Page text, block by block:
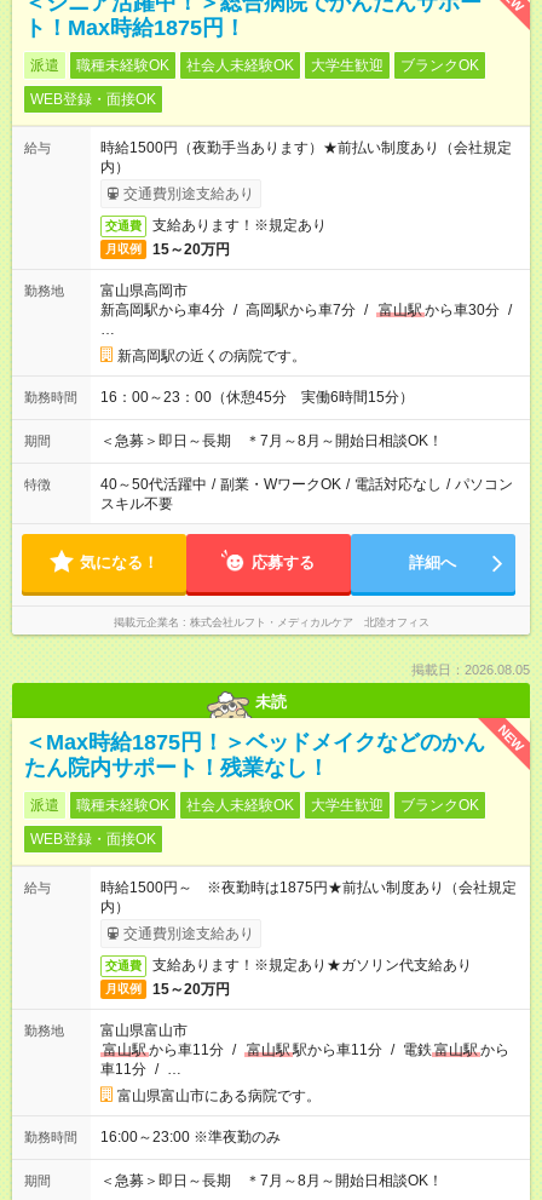
ト！Max時給1875円！
派遣 職種未経験OK 社会人未経験OK 大学生歓迎
ブランクOK
WEB登録・面接OK
給与
時給1500円（夜勤手当あります）★前払い制度あり（会社規定
内）
交通費別途支給あり
交通費 支給あります！※規定あり
月収例 15～20万円
勤務地
富山県高岡市
新高岡駅から車4分 / 高岡駅から車7分 / 富山駅から車30分 /
…
新高岡駅の近くの病院です。
勤務時間 16：00～23：00（休憩45分 実働6時間15分）
期間 ＜急募＞即日～長期 ＊7月～8月～開始日相談OK！
特徴 40～50代活躍中 / 副業・WワークOK / 電話対応なし / パソコン
スキル不要
気になる！ 応募する 詳細へ
掲載元企業名 株式会社ルフト・メディカルケア 北陸オフィス
掲載日：2026.08.05
未読
NEW
＜Max時給1875円！＞ベッドメイクなどのかん
たん院内サポート！残業なし！
派遣 職種未経験OK 社会人未経験OK 大学生歓迎
ブランクOK
WEB登録・面接OK
給与
時給1500円～ ※夜勤時は1875円★前払い制度あり（会社規定
内）
交通費別途支給あり
交通費 支給あります！※規定あり★ガソリン代支給あり
月収例 15～20万円
勤務地
富山県富山市
富山駅から車11分 / 富山駅駅から車11分 / 電鉄 富山駅から
車11分 / …
富山県富山市にある病院です。
勤務時間 16:00～23:00 ※準夜勤のみ
期間 ＜急募＞即日～長期 ＊7月～8月～開始日相談OK！